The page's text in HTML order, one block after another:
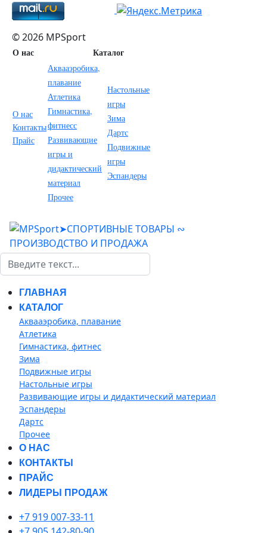
© 2026 MPSport
О нас Каталог
О нас
Контакты
Прайс
Аквааэробика,
плавание
Атлетика
Гимнастика,
фитнесс
Развивающие
игры и
дидактический
материал
Прочее
Настольные
игры
Зима
Дартс
Подвижные
игры
Эспандеры
Поиск
ГЛАВНАЯ
КАТАЛОГ
Аквааэробика, плавание
Атлетика
Гимнастика, фитнес
Зима
Подвижные игры
Настольные игры
Развивающие игры и дидактический материал
Эспандеры
Дартс
Прочее
О НАС
КОНТАКТЫ
ПРАЙС
ЛИДЕРЫ ПРОДАЖ
+7 919 007-33-11